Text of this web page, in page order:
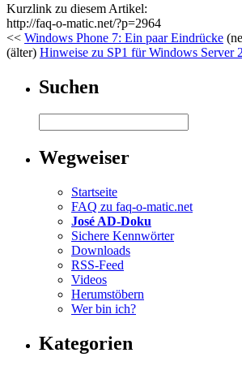
Kurzlink zu diesem Artikel:
http://faq-o-matic.net/?p=2964
<< Windows Phone 7: Ein paar Eindrücke
(älter) Hinweise zu SP1 für Windows Server
Suchen
Wegweiser
Startseite
FAQ zu faq-o-matic.net
José AD-Doku
Sichere Kennwörter
Downloads
RSS-Feed
Videos
Herumstöbern
Wer bin ich?
Kategorien